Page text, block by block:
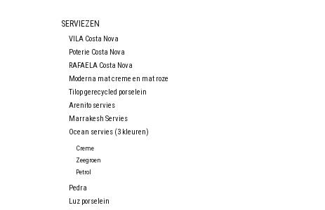
SERVIEZEN
VILA Costa Nova
Poterie Costa Nova
RAFAELA Costa Nova
Moderna mat creme en mat roze
Tilop gerecycled porselein
Arenito servies
Marrakesh Servies
Ocean servies (3 kleuren)
Creme
Zeegroen
Petrol
Pedra
Luz porselein